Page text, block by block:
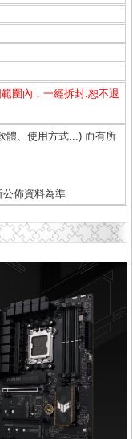
圍內，一經拆封.恕不退
體、使用方式...) 而有所
佈資料為準